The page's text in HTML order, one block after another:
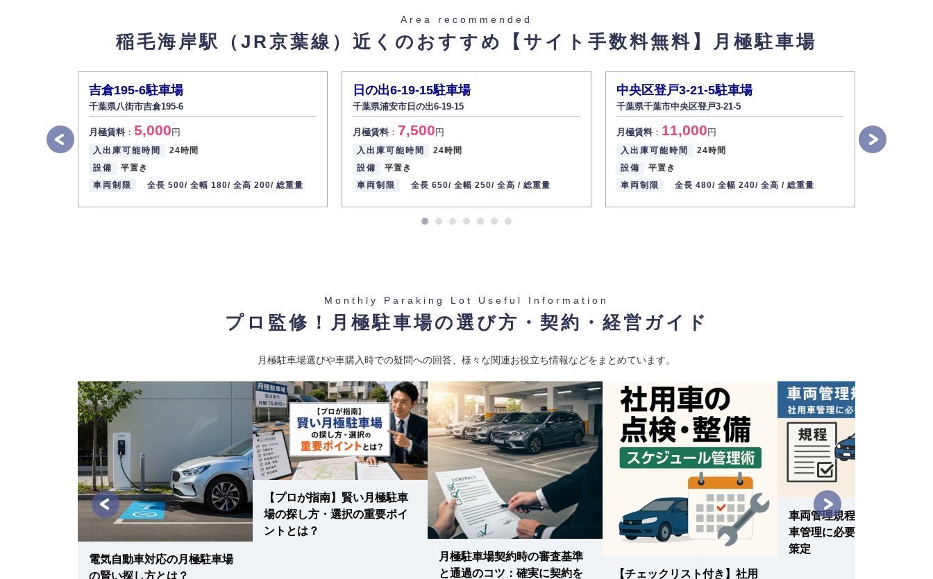
Area recommended
稲毛海岸駅（JR京葉線）近くのおすすめ 【サイト手数料無料】月極駐車場
吉倉195-6駐車場
千葉県八街市吉倉195-6
月極賃料： 5,000円
入出庫可能時間
24時間
設備
平置き
車両制限
全長 500/ 全幅 180/ 全高 200/ 総重量
日の出6-19-15駐車場
千葉県浦安市日の出6-19-15
月極賃料： 7,500円
入出庫可能時間
24時間
設備
平置き
車両制限
全長 650/ 全幅 250/ 全高 / 総重量
中央区登戸3-21-5駐車場
千葉県千葉市中央区登戸3-21-5
月極賃料： 11,000円
入出庫可能時間
24時間
設備
平置き
車両制限
全長 480/ 全幅 240/ 全高 / 総重量
月極賃料
Monthly Paraking Lot Useful Information
プロ監修！月極駐車場の選び方・契約・経営ガイド
月極駐車場選びや車購入時での疑問への回答、様々な関連お役立ち情報などをまとめています。
電気自動車対応の月極駐車場
の賢い探し方とは？
【プロが指南】賢い月極駐車
場の探し方・選択の重要ポイ
ントとは？
月極駐車場契約時の審査基準
と通過のコツ：確実に契約を
【チェックリスト付き】社用
車両管理規程の作り方｜社用
車管理に必要な規則とルール
策定